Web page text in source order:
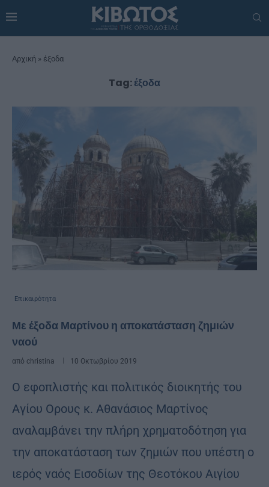
Αρχική » έξοδα
Tag:έξοδα
Επικαιρότητα
Με έξοδα Μαρτίνου η αποκατάσταση ζημιών
ναού
από christina 10 Οκτωβρίου 2019
Ο εφοπλιστής και πολιτικός διοικητής του
Αγίου Ορους κ. Αθανάσιος Μαρτίνος
αναλαμβάνει την πλήρη χρηματοδότηση για
την αποκατάσταση των ζημιών που υπέστη ο
ιερός ναός Εισοδίων της Θεοτόκου Αιγίου